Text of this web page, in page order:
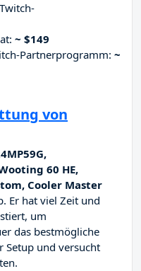
~ $149
Partnerprogramm: ~
von
60 HE,
Cooler Master
Er hat viel Zeit und
um
das bestmögliche
Setup und versucht